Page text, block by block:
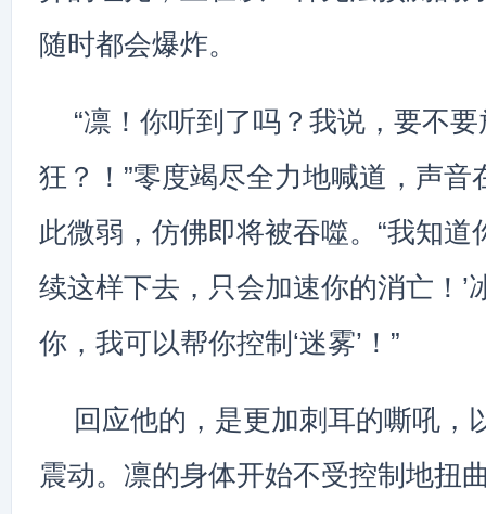
随时都会爆炸。
“凛！你听到了吗？我说，要不
狂？！”零度竭尽全力地喊道，声音
此微弱，仿佛即将被吞噬。“我知道
续这样下去，只会加速你的消亡！’
你，我可以帮你控制‘迷雾’！”
回应他的，是更加刺耳的嘶吼，
震动。凛的身体开始不受控制地扭